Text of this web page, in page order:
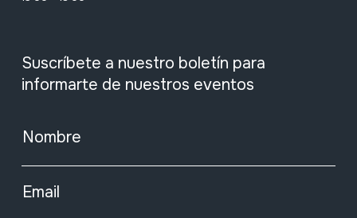
Suscríbete a nuestro boletín para
informarte de nuestros eventos
Nombre
Email